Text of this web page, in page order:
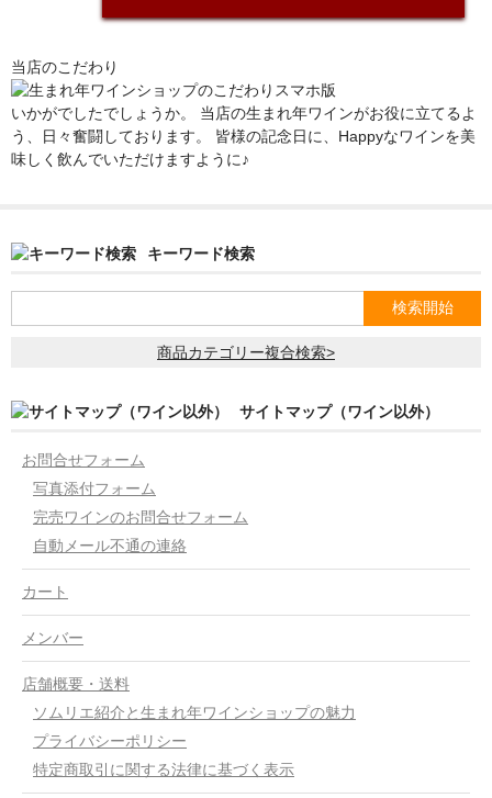
当店のこだわり
いかがでしたでしょうか。 当店の生まれ年ワインがお役に立てるよ
う、日々奮闘しております。 皆様の記念日に、Happyなワインを美
味しく飲んでいただけますように♪
キーワード検索
商品カテゴリー複合検索>
サイトマップ（ワイン以外）
お問合せフォーム
写真添付フォーム
完売ワインのお問合せフォーム
自動メール不通の連絡
カート
メンバー
店舗概要・送料
ソムリエ紹介と生まれ年ワインショップの魅力
プライバシーポリシー
特定商取引に関する法律に基づく表示